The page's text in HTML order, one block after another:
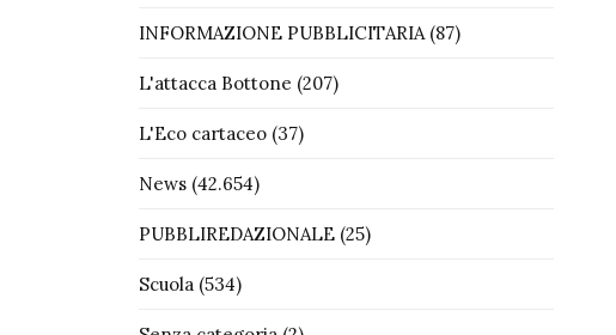
INFORMAZIONE PUBBLICITARIA(87)
L'attacca Bottone (207)
L'Eco cartaceo(37)
News(42.654)
PUBBLIREDAZIONALE(25)
Scuola(534)